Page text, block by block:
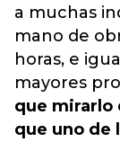
a muchas
mano de
horas, e
mayores
que mirarlo
que uno de